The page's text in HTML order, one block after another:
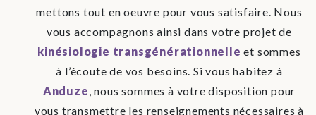
mettons tout en oeuvre pour vous satisfaire. Nous
vous accompagnons ainsi dans votre projet de
kinésiologie transgénérationnelle et sommes
à l’écoute de vos besoins. Si vous habitez à
Anduze, nous sommes à votre disposition pour
vous transmettre les renseignements nécessaires à